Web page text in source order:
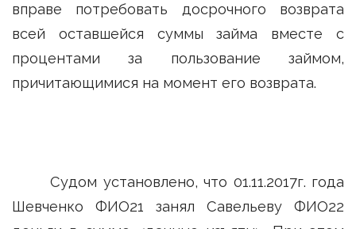
вправе потребовать досрочного возврата
всей оставшейся суммы займа вместе с
процентами за пользование займом,
причитающимися на момент его возврата.
Судом установлено, что 01.11.2017г. года
Шевченко ФИО21 занял Савельеву ФИО22